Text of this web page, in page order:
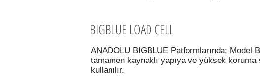
BIGBLUE LOAD CELL
ANADOLU BIGBLUE Patformlarında; Model
tamamen kaynaklı yapıya ve yüksek koruma
kullanılır.